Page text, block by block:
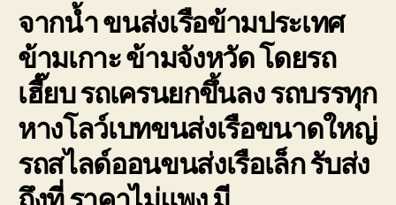
เดิน
ทาง
ขนส่ง
เรือ
ให้
ถึงที่
หมาย
จากน้ำ ขนส่งเรือข้ามประเทศ
ข้ามเกาะ ข้ามจังหวัด โดยรถ
เฮี๊ยบ รถเครนยกขึ้นลง รถบรรทุก
หางโลว์เบทขนส่งเรือขนาดใหญ่
รถสไลด์ออนขนส่งเรือเล็ก รับส่ง